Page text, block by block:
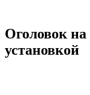
Оголовок
установкой